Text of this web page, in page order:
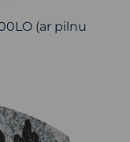
(ar pilnu